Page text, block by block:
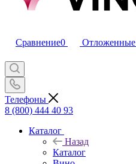
Сравнение0 Отложенные
Телефоны
8 (800) 444 40 93
Каталог
Назад
Каталог